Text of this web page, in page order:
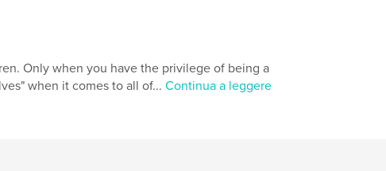
Only when you have the privilege of being a
when it comes to all of... Continua a leggere